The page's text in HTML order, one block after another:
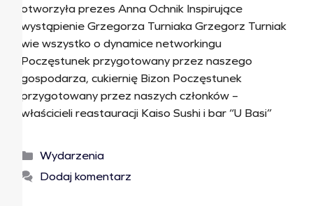
otworzyła prezes Anna Ochnik Inspirujące
wystąpienie Grzegorza Turniaka Grzegorz Turniak
wie wszystko o dynamice networkingu
Poczęstunek przygotowany przez naszego
gospodarza, cukiernię Bizon Poczęstunek
przygotowany przez naszych członków –
właścicieli reastauracji Kaiso Sushi i bar “U Basi”
Wydarzenia
Dodaj komentarz